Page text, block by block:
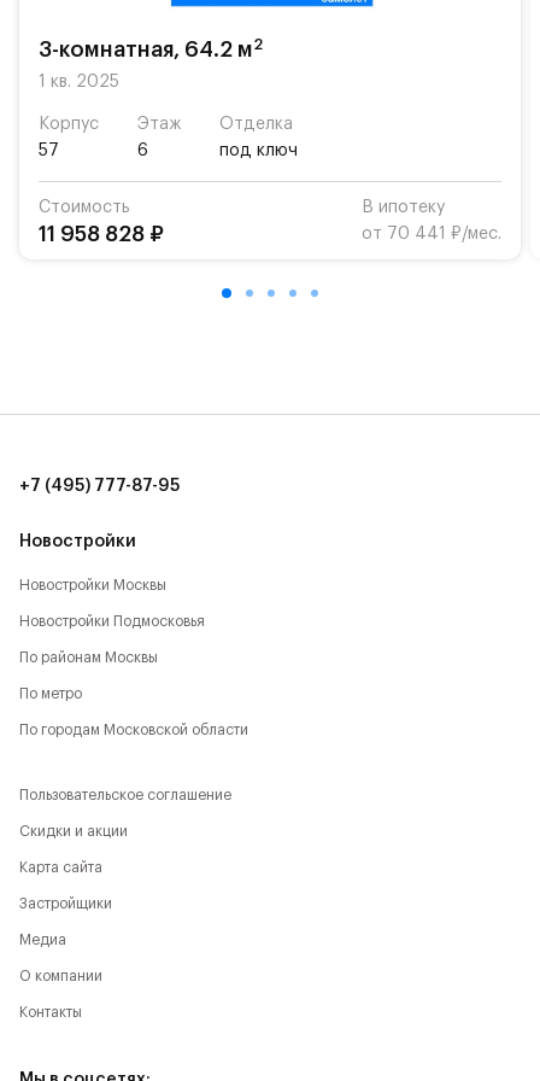
На территории квартала возведут детский сад и
возможность посещения частной гимназии
«Жуковка».
Для автомобилистов — закрытые озеленённые
парковки.
Территория квартала приватная, въезд
осуществляется по пропускам.#yan19-2r1489557#
3-комнатная, 64.2 м2
1 кв. 2025
Корпус
57
Этаж
6
Отделка
под ключ
Стоимость
11 958 828 ₽
В ипотеку
от 70 441 ₽/мес.
Новостройки
Новостройки Москвы
Новостройки Подмосковья
По районам Москвы
По метро
По городам Московской области
+7 (495) 777-87-95
Пользовательское соглашение
Скидки и акции
Карта сайта
Застройщики
Медиа
О компании
Контакты